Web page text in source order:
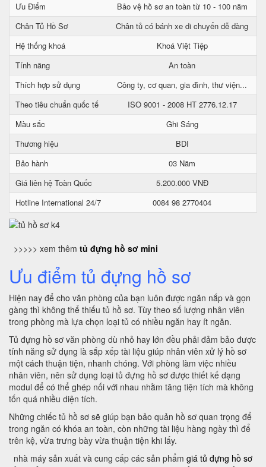
Ưu Điểm
Bảo vệ hồ sơ an toàn từ 10 - 100 năm
Chân Tủ Hồ Sơ
Chân tủ có bánh xe di chuyển dễ dàng
Hệ thống khoá
Khoá Việt Tiệp
Tính năng
An toàn
Thích hợp sử dụng
Công ty, cơ quan, gia đình, thư viện...
Theo tiêu chuẩn quốc tế
ISO 9001 - 2008 HT 2776.12.17
Màu sắc
Ghi Sáng
Thương hiệu
BDI
Bảo hành
03 Năm
Giá liên hệ Toàn Quốc
5.200.000 VNĐ
Hotline International 24/7
0084 98 2770404
>>>>> xem thêm tủ đựng hồ sơ mini
Ưu điểm tủ đựng hồ sơ
Hiện nay để cho văn phòng của bạn luôn được ngăn nắp và gọn
gàng thì không thể thiếu tủ hồ sơ. Tùy theo số lượng nhân viên
trong phòng mà lựa chọn loại tủ có nhiều ngăn hay ít ngăn.
Tủ đựng hồ sơ văn phòng dù nhỏ hay lớn đều phải đảm bảo được
tính năng sử dụng là sắp xếp tài liệu giúp nhân viên xử lý hồ sơ
một cách thuận tiện, nhanh chóng. Với phòng làm việc nhiều
nhân viên, nên sử dụng loại tủ đựng hồ sơ được thiết kế dạng
modul để có thể ghép nối với nhau nhằm tăng tiện tích mà không
tốn quá nhiều diện tích.
Những chiếc tủ hồ sơ sẽ giúp bạn bảo quản hồ sơ quan trọng để
trong ngăn có khóa an toàn, còn những tài liệu hàng ngày thì để
trên kệ, vừa trưng bày vừa thuận tiện khi lấy.
nhà máy sản xuất và cung cấp các sản phẩm giá tủ đựng hồ sơ